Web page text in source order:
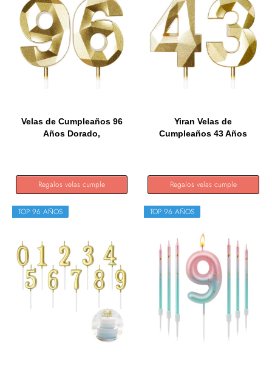
Velas de Cumpleaños 96
Años Dorado,
Regalos velas cumple
Yiran Velas de
Cumpleaños 43 Años
Regalos velas cumple
TOP 96 AÑOS TOP 96 AÑOS